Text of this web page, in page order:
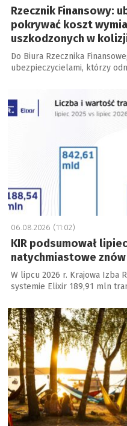
Rzecznik Finansowy:
pokrywać koszt
uszkodzonych w
Do Biura Rzecznika
ubezpieczycielami, którzy
06.08.2026 (11:02)
KIR podsumował
natychmiastowe
W lipcu 2026 r. Krajowa Izba
systemie Elixir 189,91 mln
a